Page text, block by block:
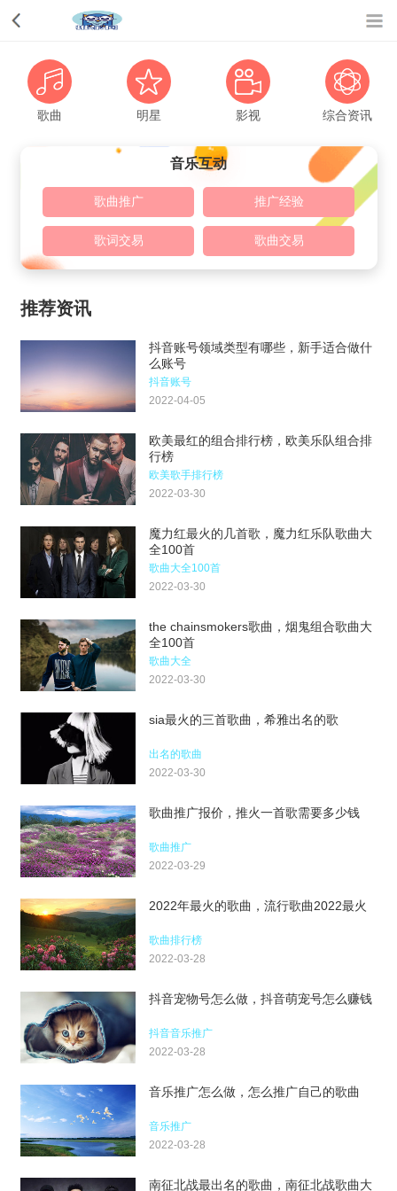
歌曲 明星 影视 综合资讯
音乐互动
歌曲推广 推广经验
歌词交易 歌曲交易
推荐资讯
抖音账号领域类型有哪些，新手适合做什
么账号
抖音账号
2022-04-05
欧美最红的组合排行榜，欧美乐队组合排
行榜
欧美歌手排行榜
2022-03-30
魔力红最火的几首歌，魔力红乐队歌曲大
全100首
歌曲大全100首
2022-03-30
the chainsmokers歌曲，烟鬼组合歌曲大
全100首
歌曲大全
2022-03-30
sia最火的三首歌曲，希雅出名的歌
出名的歌曲
2022-03-30
歌曲推广报价，推火一首歌需要多少钱
歌曲推广
2022-03-29
2022年最火的歌曲，流行歌曲2022最火
歌曲排行榜
2022-03-28
抖音宠物号怎么做，抖音萌宠号怎么赚钱
抖音音乐推广
2022-03-28
音乐推广怎么做，怎么推广自己的歌曲
音乐推广
2022-03-28
南征北战最出名的歌曲，南征北战歌曲大